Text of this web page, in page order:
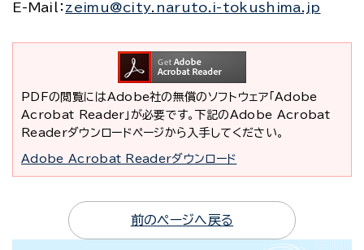
E-Mail
： zeimu@city.naruto.i-tokushima.jp
PDFの閲覧にはAdobe社の無償のソフトウェア「Adobe
Acrobat Reader」が必要です。下記のAdobe Acrobat
Readerダウンロードページから入手してください。
Adobe Acrobat Readerダウンロード
前のページへ戻る